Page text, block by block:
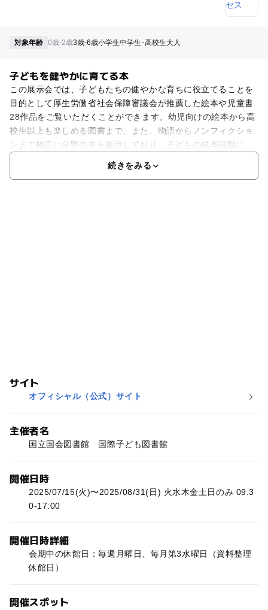
対象年齢 0歳-2歳3歳-6歳小学生中学生･高校生大人
子どもを健やかに育てる本
この展示会では、子どもたちの健やかな育ちに役立てることを
目的として厚生労働省社会保障審議会が推薦した絵本や児童書
28作品をご覧いただくことができます。幼児向けの絵本から高
校生以上も楽しめる図書まで、また、物語からノンフィクショ
ンまで幅広い分野の本を展示しており、子どもの成長段階に
続きをみる
サイト
オフィシャル（公式）サイト
主催者名
国立国会図書館 国際子ども図書館
開催日時
2025/07/15(火)〜2025/08/31(日) 火水木金土日のみ 09:3
0-17:00
開催日時詳細
会期中の休館日：毎週月曜日、毎月第3水曜日（資料整理
休館日）
開催スポット